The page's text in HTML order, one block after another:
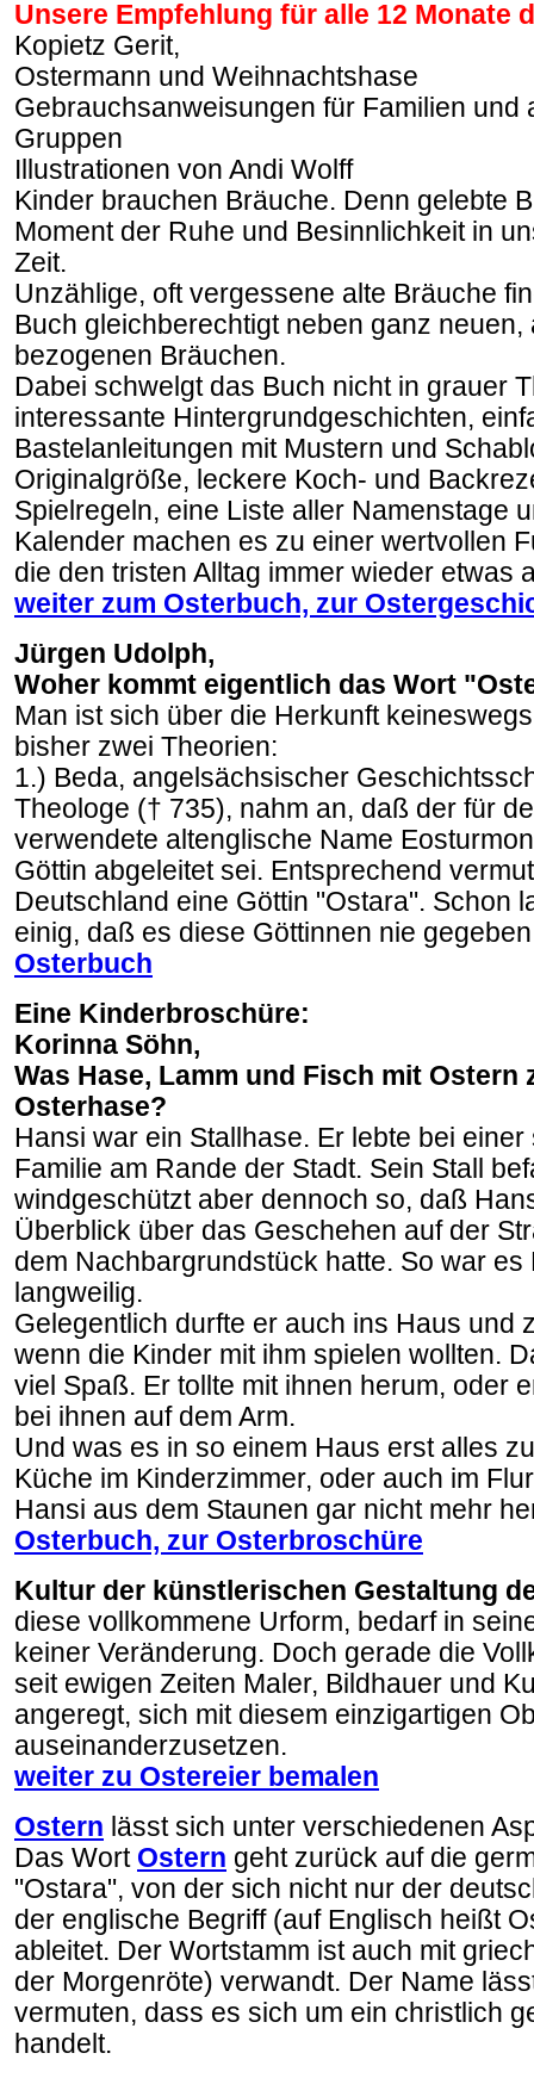
Unsere Empfehlung für alle 12 Monate
Kopietz Gerit,
Ostermann und Weihnachtshase
Gebrauchsanweisungen für Familien und
Gruppen
Illustrationen von Andi Wolff
Kinder brauchen Bräuche. Denn gelebte
Moment der Ruhe und Besinnlichkeit in
Zeit.
Unzählige, oft vergessene alte Bräuche
Buch gleichberechtigt neben ganz neuen,
bezogenen Bräuchen.
Dabei schwelgt das Buch nicht in grauer
interessante Hintergrundgeschichten,
Bastelanleitungen mit Mustern und
Originalgröße, leckere Koch- und
Spielregeln, eine Liste aller Namenstage
Kalender machen es zu einer wertvollen
die den tristen Alltag immer wieder etwas
weiter zum Osterbuch, zur
Jürgen Udolph,
Woher kommt eigentlich das Wort
Man ist sich über die Herkunft
bisher zwei Theorien:
1.) Beda, angelsächsischer
Theologe († 735), nahm an, daß der für
verwendete altenglische Name
Göttin abgeleitet sei. Entsprechend
Deutschland eine Göttin "Ostara". Schon
einig, daß es diese Göttinnen nie
Osterbuch
Eine Kinderbroschüre:
Korinna Söhn,
Was Hase, Lamm und Fisch mit Ostern
Osterhase?
Hansi war ein Stallhase. Er lebte bei einer
Familie am Rande der Stadt. Sein Stall
windgeschützt aber dennoch so, daß
Überblick über das Geschehen auf der
dem Nachbargrundstück hatte. So war es
langweilig.
Gelegentlich durfte er auch ins Haus und
wenn die Kinder mit ihm spielen wollten.
viel Spaß. Er tollte mit ihnen herum, oder
bei ihnen auf dem Arm.
Und was es in so einem Haus erst alles
Küche im Kinderzimmer, oder auch im
Hansi aus dem Staunen gar nicht mehr
Osterbuch, zur Osterbroschüre
Kultur der künstlerischen Gestaltung
diese vollkommene Urform, bedarf in
keiner Veränderung. Doch gerade die
seit ewigen Zeiten Maler, Bildhauer und
angeregt, sich mit diesem einzigartigen
auseinanderzusetzen.
weiter zu Ostereier bemalen
Ostern lässt sich unter verschiedenen
Das Wort Ostern geht zurück auf die
"Ostara", von der sich nicht nur der
der englische Begriff (auf Englisch heißt
ableitet. Der Wortstamm ist auch mit
der Morgenröte) verwandt. Der Name
vermuten, dass es sich um ein christlich
handelt.